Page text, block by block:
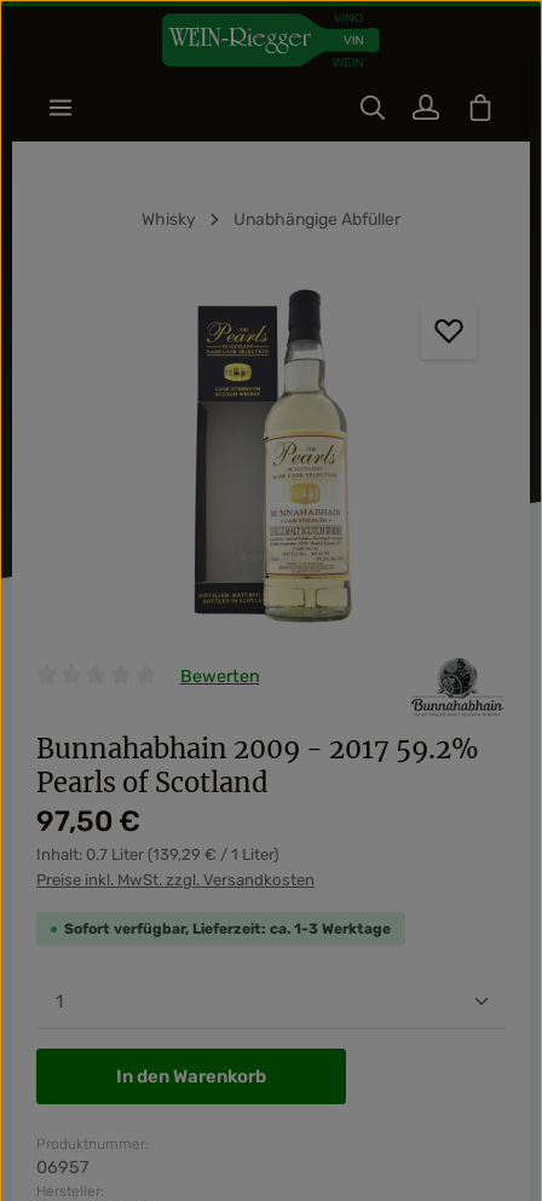
Zum Hauptinhalt springen
Whisky Unabhängige Abfüller
Durchschnittliche Bewertung von 0 von 5 Sternen
Bewerten
Bunnahabhain 2009 - 2017 59.2%
Pearls of Scotland
Regulärer Preis:
97,50 €
Inhalt: 0.7 Liter (139,29 € / 1 Liter)
Preise inkl. MwSt. zzgl. Versandkosten
Sofort verfügbar, Lieferzeit: ca. 1-3 Werktage
Produkt Anzahl: Gib den gewünschten Wert
In den Warenkorb
Produktnummer:
06957
Hersteller: